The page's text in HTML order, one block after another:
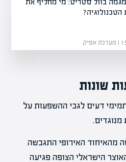
הטכנולוגיה?
דעים לגבי ההשפעות על
מנוגדים.
מהאיחוד האירופי התגבשה
הישראלי הצופה פגיעה